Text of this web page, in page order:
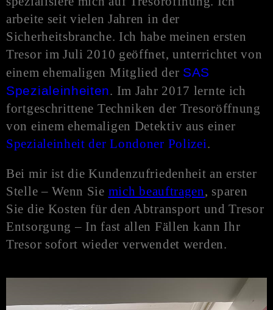
arbeite seit vielen Jahren in der
Sicherheitsbranche. Ich habe meinen ersten
Tresor im Juli 2010 geöffnet, unterrichtet von
einem ehemaligen Mitglied der SAS
Spezialeinheiten. Im Jahr 2017 lernte ich
fortgeschrittene Techniken der Tresoröffnung
von einem ehemaligen Detektiv aus einer
Spezialeinheit der Londoner Polizei.
Bei mir ist die Kundenzufriedenheit an erster
Stelle – Wenn Sie mich beauftragen, sparen
Sie die Kosten für den Abtransport und Tresor
Entsorgung – In fast allen Fällen kann Ihr
Tresor sofort wieder verwendet werden.